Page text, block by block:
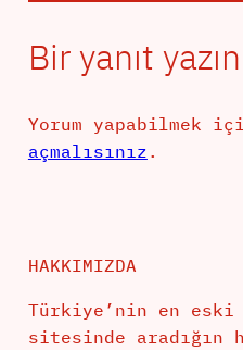
Bir yanıt yazın
Yorum yapabilmek
açmalısınız .
HAKKIMIZDA
Türkiye’nin en
sitesinde aradığın